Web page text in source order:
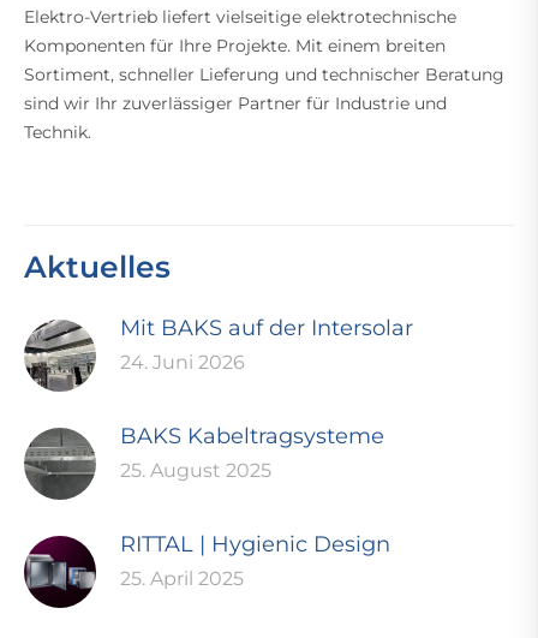
Elektro-Vertrieb liefert vielseitige elektrotechnische
Komponenten für Ihre Projekte. Mit einem breiten
Sortiment, schneller Lieferung und technischer Beratung
sind wir Ihr zuverlässiger Partner für Industrie und
Technik.
Aktuelles
Mit BAKS auf der Intersolar
24. Juni 2026
BAKS Kabeltragsysteme
25. August 2025
RITTAL | Hygienic Design
25. April 2025